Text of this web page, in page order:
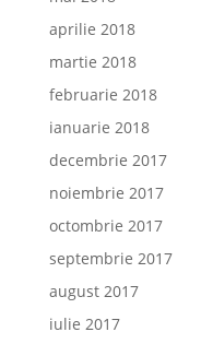
aprilie 2018
martie 2018
februarie 2018
ianuarie 2018
decembrie 2017
noiembrie 2017
octombrie 2017
septembrie 2017
august 2017
iulie 2017